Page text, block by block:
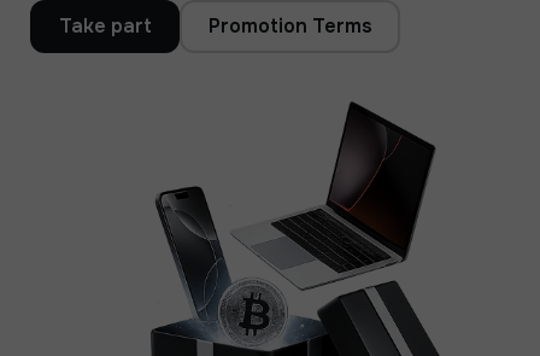
Take part
Promotion Terms